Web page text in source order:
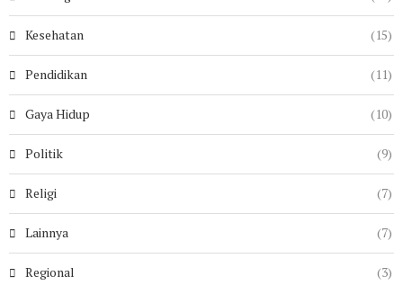
Kesehatan (15)
Pendidikan (11)
Gaya Hidup (10)
Politik (9)
Religi (7)
Lainnya (7)
Regional (3)